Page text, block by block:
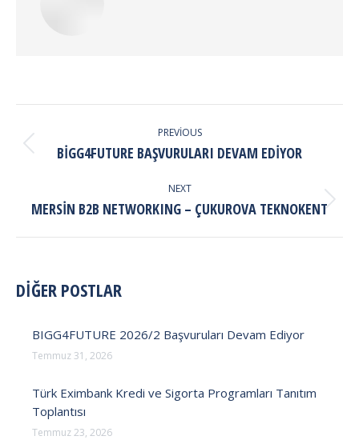
NAVIGATION
PREVIOUS
Previous
BİGG4FUTURE BAŞVURULARI DEVAM EDIYOR
NEXT
Next
MERSİN B2B NETWORKING – ÇUKUROVA TEKNOKENT
DİĞER POSTLAR
BIGG4FUTURE 2026/2 Başvuruları Devam Ediyor
Temmuz 31, 2026
Türk Eximbank Kredi ve Sigorta Programları Tanıtım
Toplantısı
Temmuz 23, 2026